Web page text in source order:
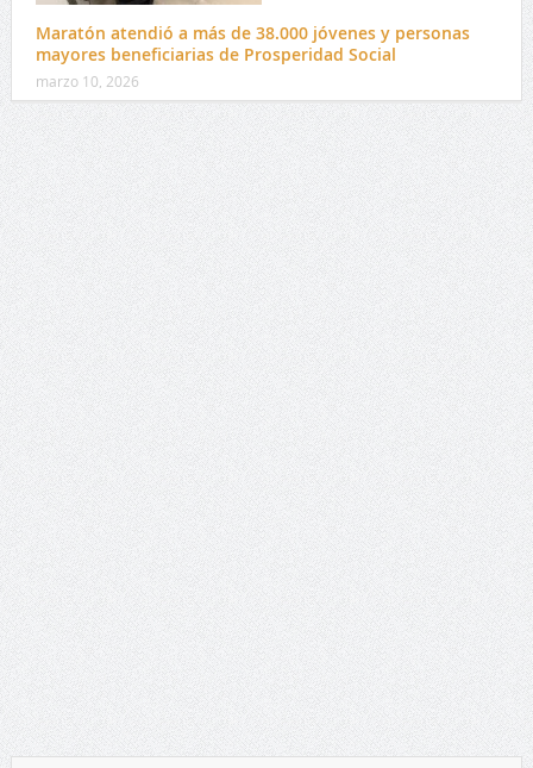
Maratón atendió a más de 38.000 jóvenes y personas
mayores beneficiarias de Prosperidad Social
marzo 10, 2026